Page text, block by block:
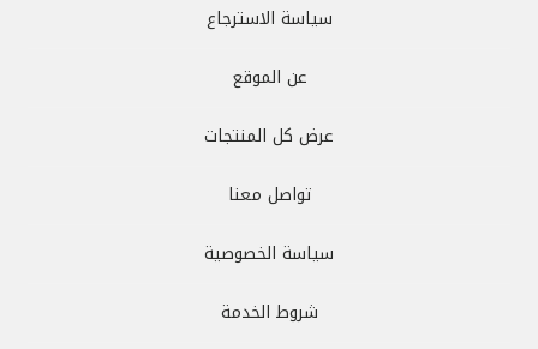
سياسة الاسترجاع
عن الموقع
عرض كل المنتجات
تواصل معنا
سياسة الخصوصية
شروط الخدمة